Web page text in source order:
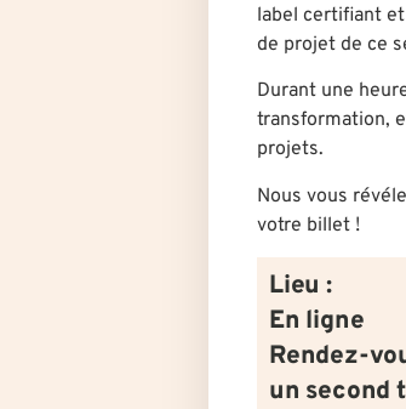
label certifiant
de projet de ce
Durant une
transformation,
projets.
Nous vous
votre billet !
Lieu :
En ligne
Rendez-
un second